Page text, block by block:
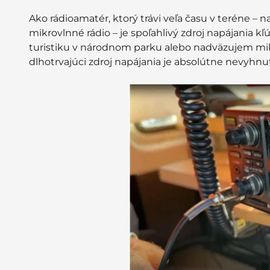
51,2 V 100 Ah
Smart Comflex
€1.155,99€1.999,00
Ako rádioamatér, ktorý trávi veľa času v teréne –
mikrovlnné rádio – je spoľahlivý zdroj napájania
turistiku v národnom parku alebo nadväzujem
dlhotrvajúci zdroj napájania je absolútne